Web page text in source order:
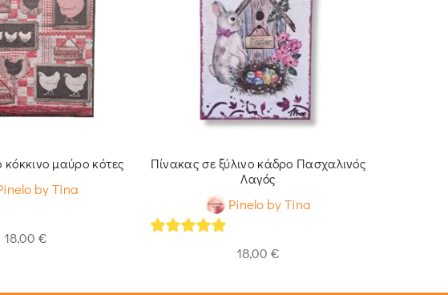
κόκκινο μαύρο κότες
by Tina
18,00 €
Πίνακας σε ξύλινο κάδρο Πασχαλινός
Λαγός
Pinelo by Tina
18,00 €